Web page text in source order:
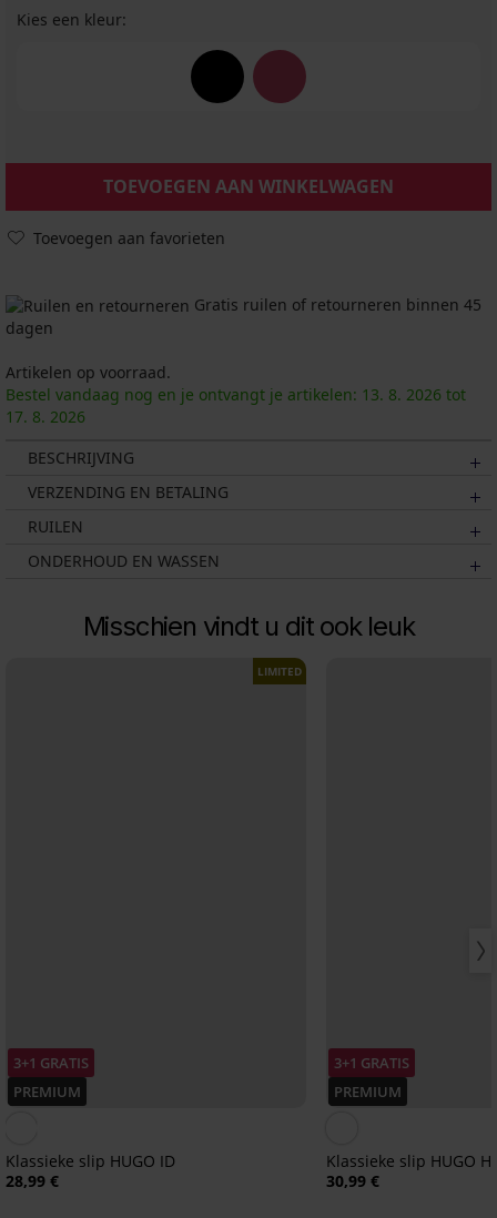
Kies een kleur:
TOEVOEGEN AAN WINKELWAGEN
Toevoegen aan favorieten
Gratis ruilen of retourneren binnen 45
dagen
Artikelen op voorraad.
Bestel vandaag nog en je ontvangt je artikelen: 13. 8. 2026 tot
17. 8. 2026
BESCHRIJVING
VERZENDING EN BETALING
RUILEN
ONDERHOUD EN WASSEN
Misschien vindt u dit ook leuk
3+1 GRATIS
PREMIUM
LIMITED
Klassieke slip HUGO ID
28,99 €
3+1 GRATIS
PREMIUM
Klassieke slip HUGO
30,99 €